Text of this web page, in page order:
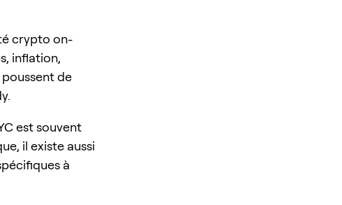
crypto on-
inflation,
de
est souvent
il existe aussi
à